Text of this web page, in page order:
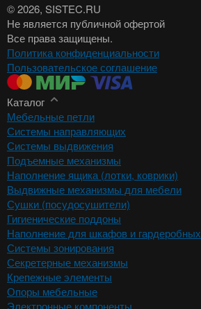
© 2026, SISTEC.RU
Не является публичной офертой
Все права защищены.
Политика конфиденциальности
Пользовательское соглашение
Каталог
Мебельные петли
Системы направляющих
Системы выдвижения
Подъемные механизмы
Наполнение ящика (лотки, коврики)
Выдвижные механизмы для мебели
Сушки (посудосушители)
Гигиенические поддоны
Наполнение для шкафов и гардеробных
Системы зонирования
Секретерные механизмы
Крепежные элементы
Опоры мебельные
Электронные компоненты